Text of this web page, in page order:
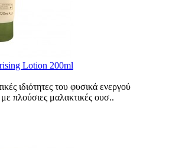
Lotion 200ml
ιδιότητες του φυσικά ενεργού
πλούσιες μαλακτικές ουσ..